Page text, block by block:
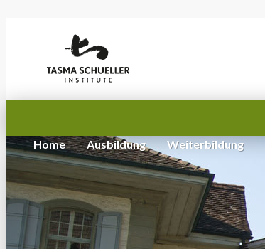
Home Ausbildung Weiterbildung